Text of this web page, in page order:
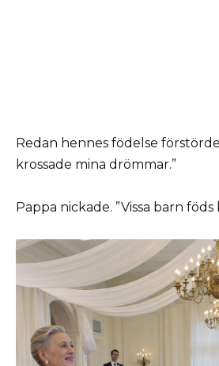
Redan hennes födelse
krossade mina drömmar.”
Pappa nickade. ”Vissa barn föds